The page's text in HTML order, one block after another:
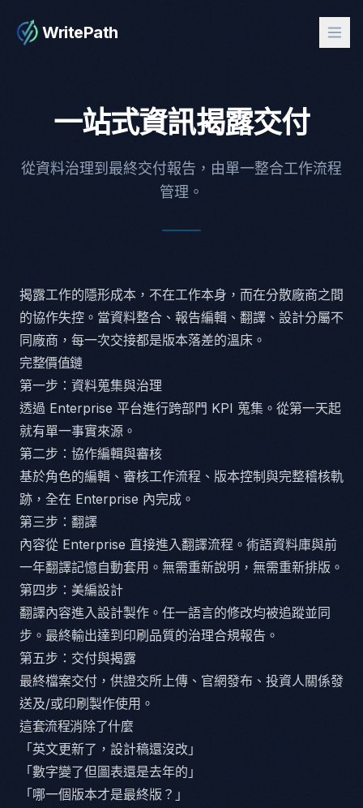
WritePath
一站式資訊揭露交付
從資料治理到最終交付報告，由單一整合工作流程
管理。
揭露工作的隱形成本，不在工作本身，而在分散廠商之間
的協作失控。當資料整合、報告編輯、翻譯、設計分屬不
同廠商，每一次交接都是版本落差的溫床。
完整價值鏈
第一步：資料蒐集與治理
透過 Enterprise 平台進行跨部門 KPI 蒐集。從第一天起
就有單一事實來源。
第二步：協作編輯與審核
基於角色的編輯、審核工作流程、版本控制與完整稽核軌
跡，全在 Enterprise 內完成。
第三步：翻譯
內容從 Enterprise 直接進入翻譯流程。術語資料庫與前
一年翻譯記憶自動套用。無需重新說明，無需重新排版。
第四步：美編設計
翻譯內容進入設計製作。任一語言的修改均被追蹤並同
步。最終輸出達到印刷品質的治理合規報告。
第五步：交付與揭露
最終檔案交付，供證交所上傳、官網發布、投資人關係發
送及/或印刷製作使用。
這套流程消除了什麼
「英文更新了，設計稿還沒改」
「數字變了但圖表還是去年的」
「哪一個版本才是最終版？」